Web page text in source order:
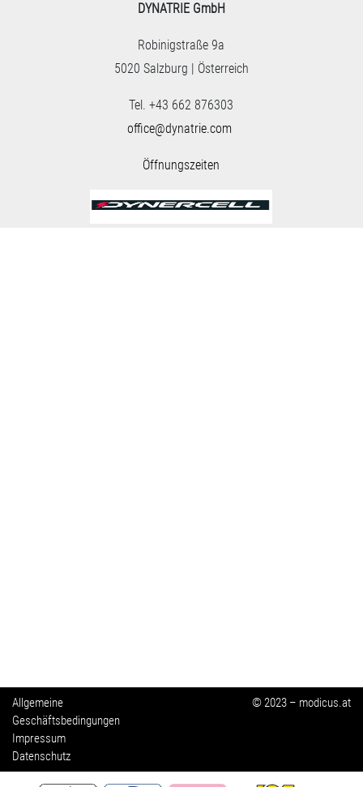
DYNATRIE GmbH
Robinigstraße 9a
5020 Salzburg | Österreich
Tel. +43 662 876303
office@dynatrie.com
Öffnungszeiten
Allgemeine
Geschäftsbedingungen
Impressum
Datenschutz
© 2023 – modicus.at